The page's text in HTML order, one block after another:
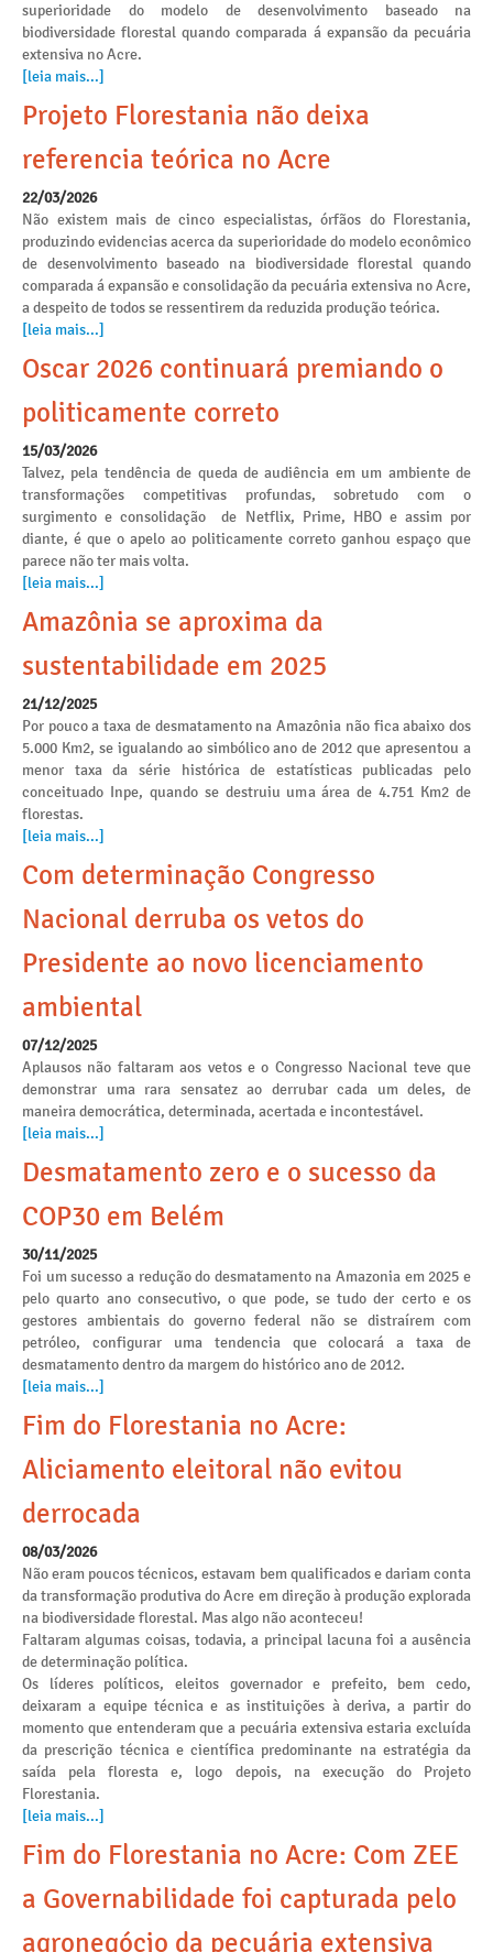
superioridade do modelo de desenvolvimento baseado na
biodiversidade florestal quando comparada á expansão da pecuária
extensiva no Acre.
[leia mais...]
Projeto Florestania não deixa
referencia teórica no Acre
22/03/2026
Não existem mais de cinco especialistas, órfãos do Florestania,
produzindo evidencias acerca da superioridade do modelo econômico
de desenvolvimento baseado na biodiversidade florestal quando
comparada á expansão e consolidação da pecuária extensiva no Acre,
a despeito de todos se ressentirem da reduzida produção teórica.
[leia mais...]
Oscar 2026 continuará premiando o
politicamente correto
15/03/2026
Talvez, pela tendência de queda de audiência em um ambiente de
transformações competitivas profundas, sobretudo com o
surgimento e consolidação de Netflix, Prime, HBO e assim por
diante, é que o apelo ao politicamente correto ganhou espaço que
parece não ter mais volta.
[leia mais...]
Amazônia se aproxima da
sustentabilidade em 2025
21/12/2025
Por pouco a taxa de desmatamento na Amazônia não fica abaixo dos
5.000 Km2, se igualando ao simbólico ano de 2012 que apresentou a
menor taxa da série histórica de estatísticas publicadas pelo
conceituado Inpe, quando se destruiu uma área de 4.751 Km2 de
florestas.
[leia mais...]
Com determinação Congresso
Nacional derruba os vetos do
Presidente ao novo licenciamento
ambiental
07/12/2025
Aplausos não faltaram aos vetos e o Congresso Nacional teve que
demonstrar uma rara sensatez ao derrubar cada um deles, de
maneira democrática, determinada, acertada e incontestável.
[leia mais...]
Desmatamento zero e o sucesso da
COP30 em Belém
30/11/2025
Foi um sucesso a redução do desmatamento na Amazonia em 2025 e
pelo quarto ano consecutivo, o que pode, se tudo der certo e os
gestores ambientais do governo federal não se distraírem com
petróleo, configurar uma tendencia que colocará a taxa de
desmatamento dentro da margem do histórico ano de 2012.
[leia mais...]
Fim do Florestania no Acre:
Aliciamento eleitoral não evitou
derrocada
08/03/2026
Não eram poucos técnicos, estavam bem qualificados e dariam conta
da transformação produtiva do Acre em direção à produção explorada
na biodiversidade florestal. Mas algo não aconteceu!
Faltaram algumas coisas, todavia, a principal lacuna foi a ausência
de determinação política.
Os líderes políticos, eleitos governador e prefeito, bem cedo,
deixaram a equipe técnica e as instituições à deriva, a partir do
momento que entenderam que a pecuária extensiva estaria excluída
da prescrição técnica e científica predominante na estratégia da
saída pela floresta e, logo depois, na execução do Projeto
Florestania.
[leia mais...]
Fim do Florestania no Acre: Com ZEE
a Governabilidade foi capturada pelo
agronegócio da pecuária extensiva